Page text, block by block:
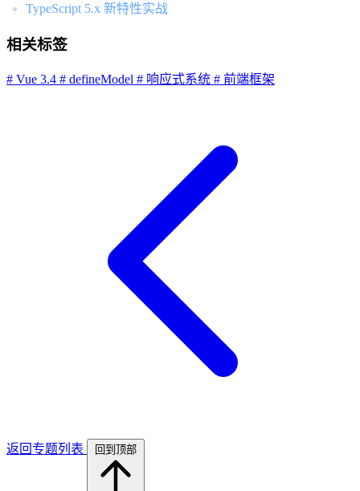
TypeScript 5.x 新特性实战
相关标签
# Vue 3.4 # defineModel # 响应式系统 # 前端框架
返回专题列表